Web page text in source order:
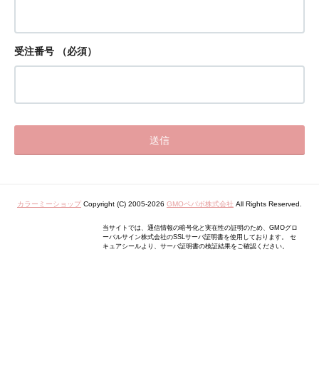
受注番号 （必須）
カラーミーショップ Copyright (C) 2005-2026 GMOペパボ株式会社 All Rights Reserved.
当サイトでは、通信情報の暗号化と実在性の証明のため、GMOグロ
ーバルサイン株式会社のSSLサーバ証明書を使用しております。 セ
キュアシールより、サーバ証明書の検証結果をご確認ください。